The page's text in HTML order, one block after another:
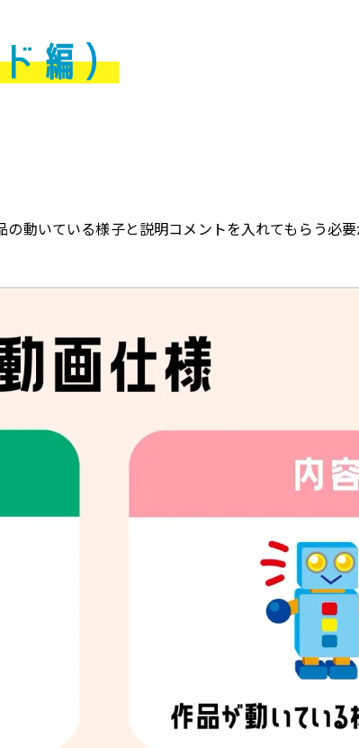
動いている様子と説明コメントを入れてもらう必要